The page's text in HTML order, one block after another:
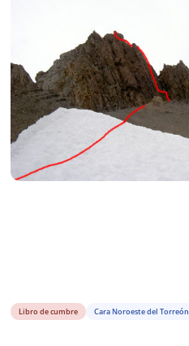
Libro de cumbre Cara Noroeste del Torreón